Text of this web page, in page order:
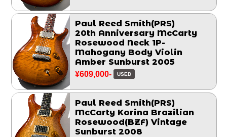
Paul Reed Smith(PRS)
20th Anniversary McCarty
Rosewood Neck 1P-
Mahogany Body Violin
Amber Sunburst 2005
¥609,000- USED
Paul Reed Smith(PRS)
McCarty Korina Brazilian
Rosewood(BZF) Vintage
Sunburst 2008